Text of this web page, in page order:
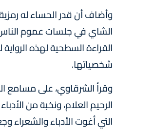
وأضاف أن قدر الحساء له
الشاي في جلسات عموم الناس
القراءة السطحية لهذه
شخصياتها.
وقرأ الشرقاوي، على مسامع
الرحيم العلام، ونخبة من
التي أغوت الأدباء والشعراء